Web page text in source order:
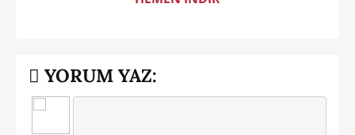
YORUM YAZ: